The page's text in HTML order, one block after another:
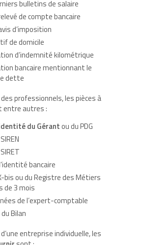
bulletins de salaire
de compte bancaire
d’imposition
de domicile
d’indemnité kilométrique
bancaire mentionnant le
dette
professionnels, les pièces à
entre autres :
du Gérantou du PDG
bancaire
bis ou du Registre des Métiers
de 3 mois
de l’expert-comptable
Bilan
entreprise individuelle, les